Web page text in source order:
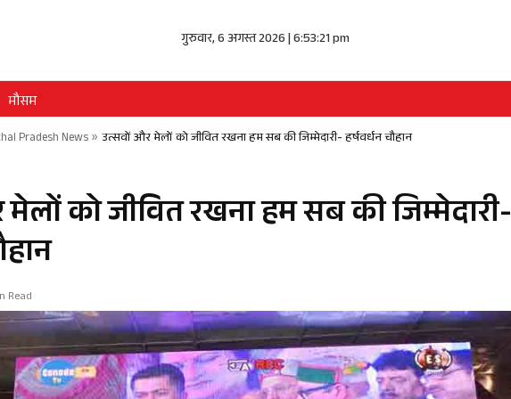
गुरुवार, 6 अगस्त 2026 | 6:53:22 pm
मौसम
Pradesh News» उत्सवों और मेलों को जीवित रखना हम सब की जिम्मेदारी- हर्षवर्धन चौहान
को जीवित रखना हम सब की जिम्मेदारी-
Read